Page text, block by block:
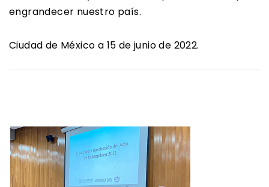
engrandecer nuestro país.
Ciudad de México a 15 de junio de 2022.